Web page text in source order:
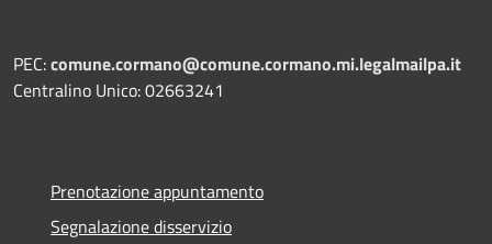
PEC:comune.cormano@comune.cormano.mi.legalmailpa.it
Centralino Unico: 02663241
Prenotazione appuntamento
Segnalazione disservizio